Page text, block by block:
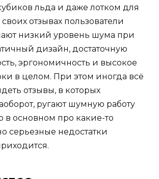
льда и даже лотком для
отзывах пользователи
низкий уровень шума при
дизайн, достаточную
эргономичность и высокое
в целом. При этом иногда всё
отзывы, в которых
ругают шумную работу
в основном про какие-то
серьезные недостатки